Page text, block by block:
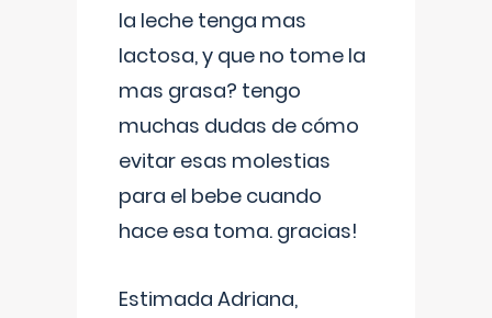
la leche tenga mas
lactosa, y que no tome la
mas grasa? tengo
muchas dudas de cómo
evitar esas molestias
para el bebe cuando
hace esa toma. gracias!
Estimada Adriana,